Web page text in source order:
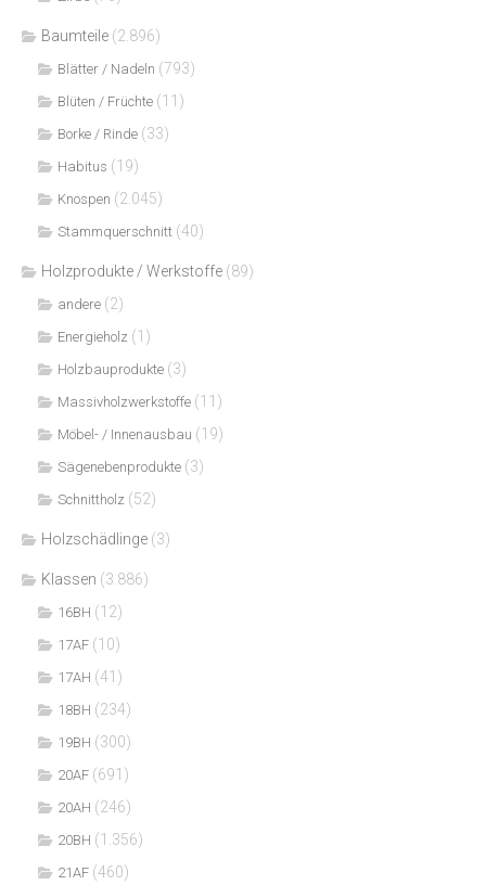
Baumteile (2.896)
Blätter / Nadeln (793)
Blüten / Früchte (11)
Borke / Rinde (33)
Habitus (19)
Knospen (2.045)
Stammquerschnitt (40)
Holzprodukte / Werkstoffe (89)
andere (2)
Energieholz (1)
Holzbauprodukte (3)
Massivholzwerkstoffe (11)
Möbel- / Innenausbau (19)
Sägenebenprodukte (3)
Schnittholz (52)
Holzschädlinge (3)
Klassen (3.886)
16BH (12)
17AF (10)
17AH (41)
18BH (234)
19BH (300)
20AF (691)
20AH (246)
20BH (1.356)
21AF (460)